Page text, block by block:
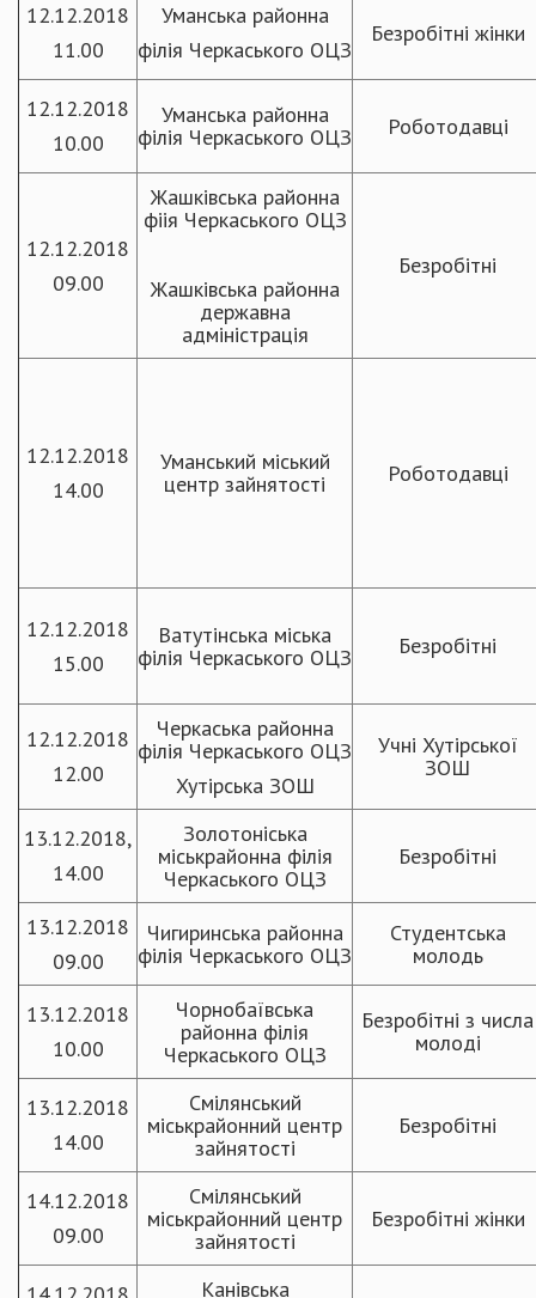
12.12.2018
11.00
Уманська районна
філія Черкаського ОЦЗ
Безробітні жінки
12.12.2018
10.00
Уманська районна
філія Черкаського ОЦЗ
Роботодавці
12.12.2018
09.00
Жашківська районна
фіія Черкаського ОЦЗ
Жашківська районна
державна
адміністрація
Безробітні
12.12.2018
14.00
Уманський міський
центр зайнятості
Роботодавці
12.12.2018
15.00
Ватутінська міська
філія Черкаського ОЦЗ
Безробітні
12.12.2018
12.00
Черкаська районна
філія Черкаського ОЦЗ
Хутірська ЗОШ
Учні Хутірської
ЗОШ
13.12.2018,
14.00
Золотоніська
міськрайонна філія
Черкаського ОЦЗ
Безробітні
13.12.2018
09.00
Чигиринська районна
філія Черкаського ОЦЗ
Студентська
молодь
13.12.2018
10.00
Чорнобаївська
районна філія
Черкаського ОЦЗ
Безробітні з числа
молоді
13.12.2018
14.00
Смілянський
міськрайонний центр
зайнятості
Безробітні
14.12.2018
09.00
Смілянський
міськрайонний центр
зайнятості
Безробітні жінки
Канівська